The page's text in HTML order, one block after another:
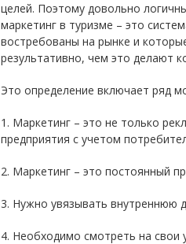
целей. Поэтому довольно
маркетинг в туризме – это
востребованы на рынке и
результативно, чем это делают
Это определение включает ряд
1. Маркетинг – это не только
предприятия с учетом
2. Маркетинг – это постоянный
3. Нужно увязывать внутреннюю
4. Необходимо смотреть на свои